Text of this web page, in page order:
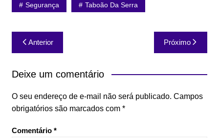
Segurança Taboão Da Serra
Navegação
de
Post
Anterior Próximo
Deixe um comentário
O seu endereço de e-mail não será publicado. Campos
obrigatórios são marcados com *
Comentário *